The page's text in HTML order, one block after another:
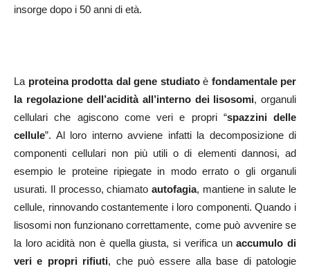
insorge dopo i 50 anni di età.
La proteina prodotta dal gene studiatoè fondamentale per
la regolazione dell’acidità all’interno dei lisosomi, organuli
cellulari che agiscono come veri e propri “spazzini delle
cellule”. Al loro interno avviene infatti la decomposizione di
componenti cellulari non più utili o di elementi dannosi, ad
esempio le proteine ripiegate in modo errato o gli organuli
usurati. Il processo, chiamato autofagia, mantiene in salute le
cellule, rinnovando costantemente i loro componenti. Quando i
lisosomi non funzionano correttamente, come può avvenire se
la loro acidità non è quella giusta, si verifica unaccumulo di
veri e propri rifiuti, che può essere alla base di patologie